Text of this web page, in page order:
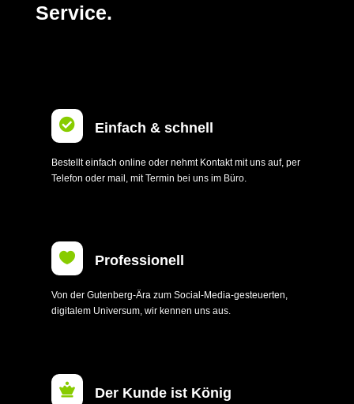
Service.
 Einfach & schnell
Bestellt einfach online oder nehmt Kontakt mit uns auf, per
Telefon oder mail, mit Termin bei uns im Büro.
 Professionell
Von der Gutenberg-Ära zum Social-Media-gesteuerten,
digitalem Universum, wir kennen uns aus.
 Der Kunde ist König